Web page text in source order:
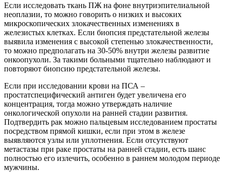
Если исследовать ткань ПЖ на фоне внутриэпителиальной
неоплазии, то можно говорить о низких и высоких
микроскопических злокачественных изменениях в
железистых клетках. Если биопсия предстательной железы
выявила изменения с высокой степенью злокачественности,
то можно предполагать на 30-50% внутри железы развитие
онкоопухоли. За такими больными тщательно наблюдают и
повторяют биопсию предстательной железы.
Если при исследовании крови на ПСА –
простатспецифический антиген будет увеличена его
концентрация, тогда можно утверждать наличие
онкологической опухоли на ранней стадии развития.
Подтвердить рак можно пальцевым исследованием простаты
посредством прямой кишки, если при этом в железе
выявляются узлы или уплотнения. Если отсутствуют
метастазы при раке простаты на ранней стадии, есть шанс
полностью его излечить, особенно в раннем молодом периоде
мужчины.